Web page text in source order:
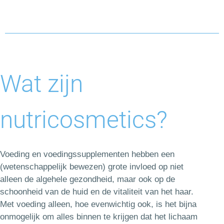
Wat zijn
nutricosmetics?
Voeding en voedingssupplementen hebben een
(wetenschappelijk bewezen) grote invloed op niet
alleen de algehele gezondheid, maar ook op de
schoonheid van de huid en de vitaliteit van het haar.
Met voeding alleen, hoe evenwichtig ook, is het bijna
onmogelijk om alles binnen te krijgen dat het lichaam